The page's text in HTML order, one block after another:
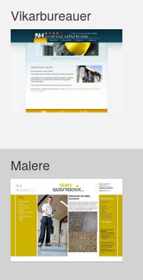
Vikarbureauer
Malere